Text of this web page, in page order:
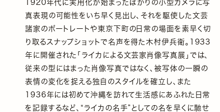
1920年代に実用化が始まったばかりの小型カメラに写
真表現の可能性をいち早く見出し、それを駆使した文芸
諸家のポートレートや東京下町の日常の場面を素早く切
り取るスナップショットで名声を得た木村伊兵衛。1933
年に開催された「ライカによる文芸家肖像写真展」では、
従来の型にはまった肖像写真ではなく、被写体の一瞬の
表情の変化を捉える独自のスタイルを確立し、また
1936年には初めて沖縄を訪れて生活感にあふれた日常
を記録するなど、“ライカの名手”としての名を早くに馳せ